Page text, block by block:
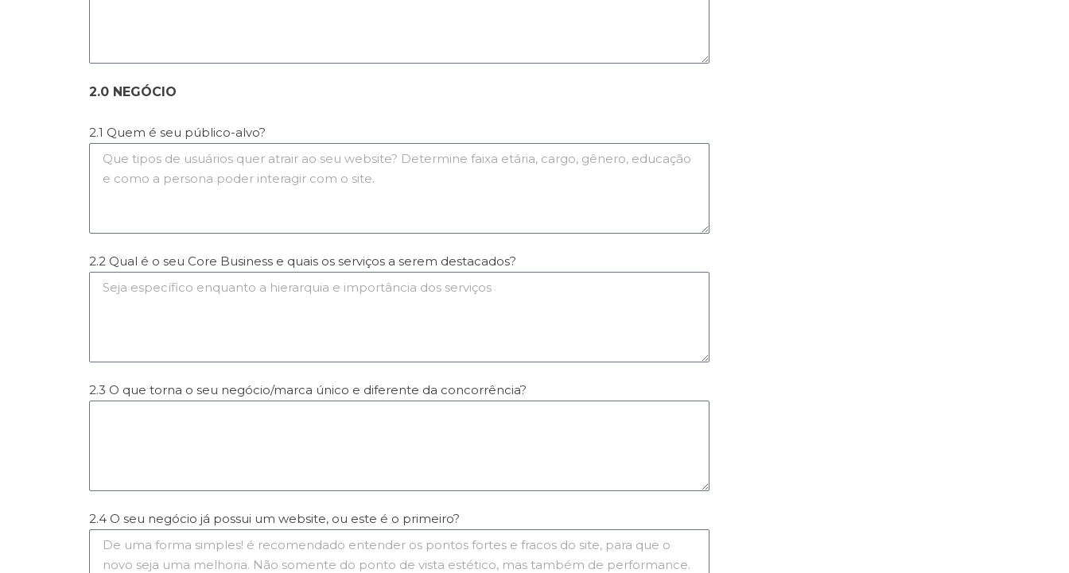
2.0 NEGÓCIO
2.1 Quem é seu público-alvo?
2.2 Qual é o seu Core Business e quais os serviços a serem destacados?
2.3 O que torna o seu negócio/marca único e diferente da concorrência?
2.4 O seu negócio já possui um website, ou este é o primeiro?